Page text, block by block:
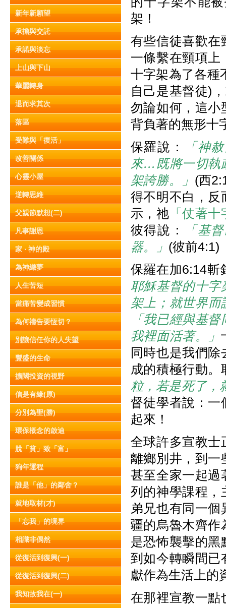
新年新願望
承擔與交託
承諾與淡忘
上山與下山
華麗轉身
退而求其次
落區
受難與「復活」
改善關係
心靈小屋
逆轉思維
父親節默想(二)
凡事謝恩
家 ‧ 神的殿
為神織夢
人生苦短
當痛苦變成習慣
為何禱告要恆切？
別讓信任你的人失望
豐盛的生命
擴闊投資的視野
信是有緣(原)
分別為聖(勝)
環保概念的啟迪
脫「貧」致「富」
狗年運程
誰是「他」的鄰舍？
就地取材(才)
「忘我」的境界
相識非偶然
從復活到復興(一)
從復活到復興(二)
我知故我在(一)
架！
有些信徒喜歡在
一條繫在頸項上
十字架為了各種
自己是基督徒)
勿論如何，這小
背負著的無形十
保羅說：
「神
來…既將一切執
架誇勝。」 (西
得不明不白，反
示，祂 「仗著
彼得說：
「基
器。」 (彼前4:1)
保羅在加6:14斬
耶穌基督的十字
架上；就世界
「我已經與基
我裡面活著。」
同時也是我們
成的積極行動。
粒，若是死了，
督徒學者說：一
起來！
全球許多宣教士
離鄉別井，到一
甚至全家一起過
列的神學課程，
弟兄也有同一
疆的烏魯木齊作
是恐怖襲擊的黑
到如今轉瞬間已
獻作為生活上的
在那裡宣教一點